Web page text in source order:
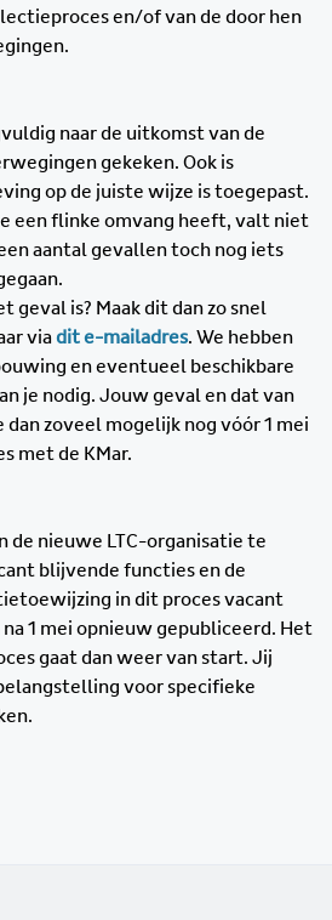
en/of van de door hen
naar de uitkomst van de
gekeken. Ook is
op de juiste wijze is toegepast.
een flinke omvang heeft, valt niet
aantal gevallen toch nog iets
geval is? Maak dit dan zo snel
viadit e-mailadres. We hebben
en eventueel beschikbare
je nodig. Jouw geval en dat van
zoveel mogelijk nog vóór 1 mei
met de KMar.
de nieuwe LTC-organisatie te
blijvende functies en de
in dit proces vacant
1 mei opnieuw gepubliceerd. Het
gaat dan weer van start. Jij
voor specifieke